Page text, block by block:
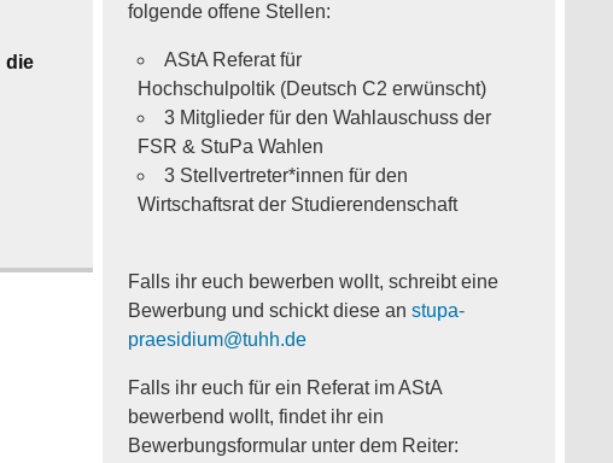
die
folgende offene Stellen:
AStA Referat für
Hochschulpoltik (Deutsch C2 erwünscht)
3 Mitglieder für den Wahlauschuss der
FSR & StuPa Wahlen
3 Stellvertreter*innen für den
Wirtschaftsrat der Studierendenschaft
Falls ihr euch bewerben wollt, schreibt eine
Bewerbung und schickt diese anstupa-
praesidium@tuhh.de
Falls ihr euch für ein Referat im AStA
bewerbend wollt, findet ihr ein
Bewerbungsformular unter dem Reiter: